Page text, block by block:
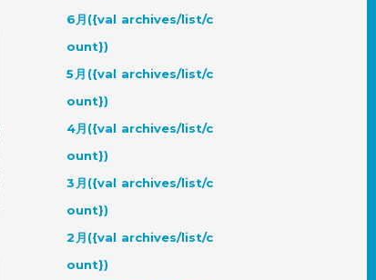
6月({val archives/list/c
ount})
5月({val archives/list/c
ount})
4月({val archives/list/c
ount})
3月({val archives/list/c
ount})
2月({val archives/list/c
ount})